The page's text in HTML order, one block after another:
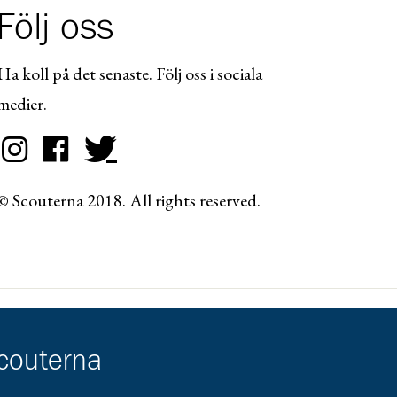
Följ oss
koll på det senaste. Följ oss i sociala
Scouterna 2018. All rights reserved.